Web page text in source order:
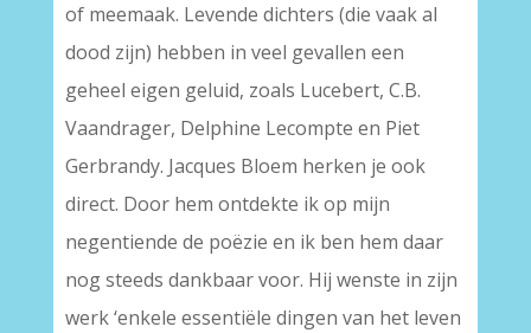
of meemaak. Levende dichters (die vaak al
dood zijn) hebben in veel gevallen een
geheel eigen geluid, zoals Lucebert, C.B.
Vaandrager, Delphine Lecompte en Piet
Gerbrandy. Jacques Bloem herken je ook
direct. Door hem ontdekte ik op mijn
negentiende de poëzie en ik ben hem daar
nog steeds dankbaar voor. Hij wenste in zijn
werk ‘enkele essentiële dingen van het leven